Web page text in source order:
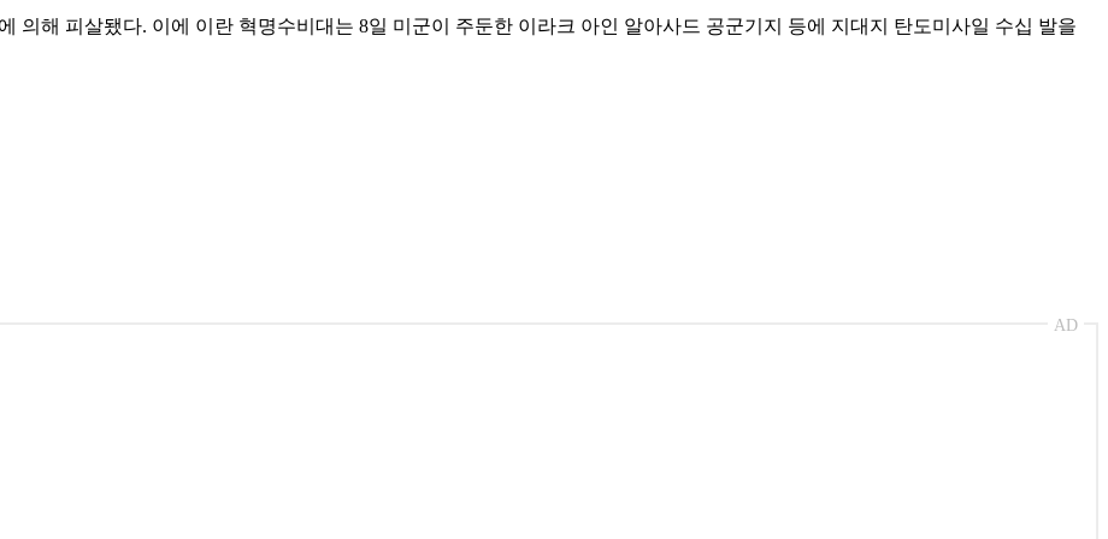
의해 피살됐다. 이에 이란 혁명수비대는 8일 미군이 주둔한 이라크 아인 알아사드 공군기지 등에 지대지 탄도미사일 수십 발을
AD